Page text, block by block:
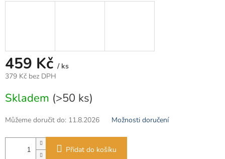
459 Kč / ks
379 Kč bez DPH
cena:
Skladem (>50 ks)
Můžeme doručit do: 11.8.2026 Možnosti doručení
Přidat do košíku